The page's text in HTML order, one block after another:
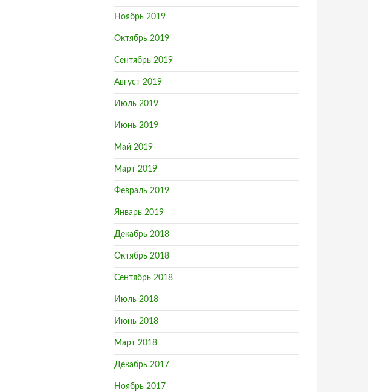
Ноябрь 2019
Октябрь 2019
Сентябрь 2019
Август 2019
Июль 2019
Июнь 2019
Май 2019
Март 2019
Февраль 2019
Январь 2019
Декабрь 2018
Октябрь 2018
Сентябрь 2018
Июль 2018
Июнь 2018
Март 2018
Декабрь 2017
Ноябрь 2017